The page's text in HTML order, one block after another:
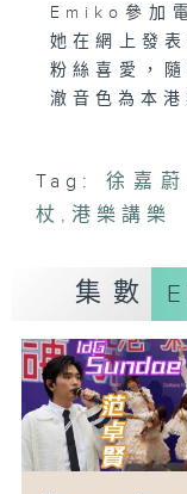
Emiko參加
她在網上發
粉絲喜愛，
澈音色為本
今集《港
《虛偽光彩
道具，幻化
阮偉倫、周
歌曲：
《虛偽光彩》
《時光之杖》
Tag: 徐嘉蔚
杖 ,港樂講樂
集數